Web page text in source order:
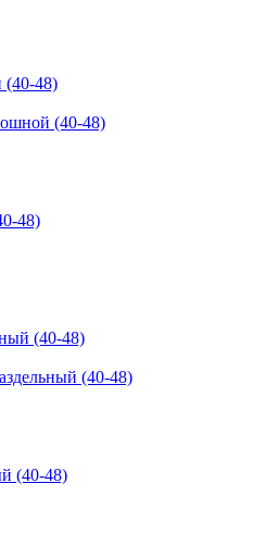
(40-48)
48)
(40-48)
(40-48)